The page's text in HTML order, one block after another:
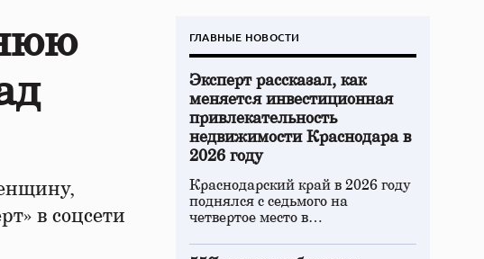
в соцсети
ГЛАВНЫЕ НОВОСТИ
Эксперт рассказал, как
меняется инвестиционная
привлекательность
недвижимости Краснодара в
2026 году
Краснодарский край в 2026 году
поднялся с седьмого на
четвертое место в…